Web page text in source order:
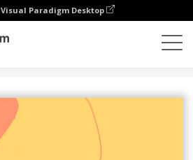
Visual Paradigm Desktop